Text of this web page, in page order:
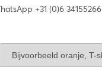
+31 (0)6 34155266